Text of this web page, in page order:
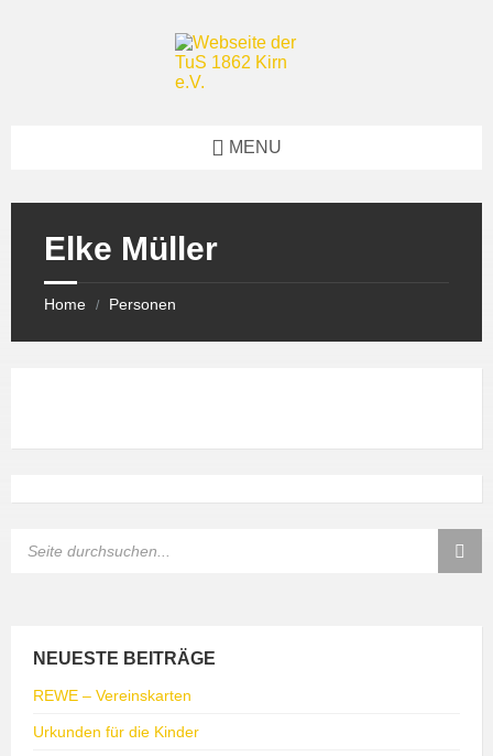
MENU
Elke Müller
Home / Personen
NEUESTE BEITRÄGE
REWE – Vereinskarten
Urkunden für die Kinder